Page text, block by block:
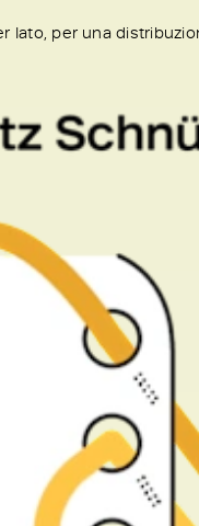
lato, per una